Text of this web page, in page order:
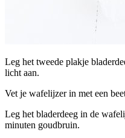
Leg het tweede plakje
licht aan.
Vet je wafelijzer in met een
Leg het bladerdeeg in de
minuten goudbruin.